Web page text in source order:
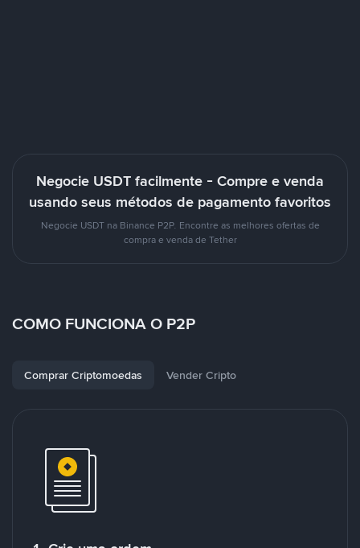
Negocie USDT facilmente - Compre e venda
usando seus métodos de pagamento favoritos
Negocie USDT na Binance P2P. Encontre as melhores ofertas de
compra e venda de Tether
COMO FUNCIONA O P2P
Comprar Criptomoedas Vender Cripto